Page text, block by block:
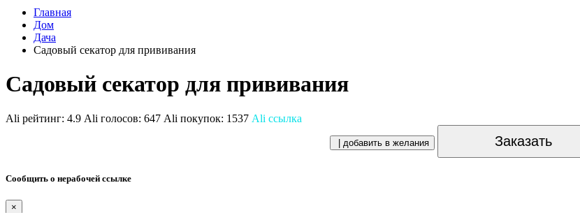
Главная
Дом
Дача
Садовый секатор для прививания
Садовый секатор для прививания
Ali рейтинг: 4.9 Ali голосов: 647 Ali покупок: 1537 Ali ссылка
| добавить в желания Заказать
Сообщить о нерабочей ссылке
×